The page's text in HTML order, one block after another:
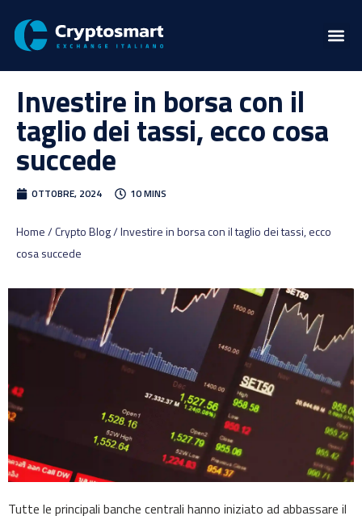
Investire in borsa con il
taglio dei tassi, ecco cosa
succede
OTTOBRE, 2024 10 MINS
Home / Crypto Blog / Investire in borsa con il taglio dei tassi, ecco
cosa succede
Tutte le principali banche centrali hanno iniziato ad abbassare il